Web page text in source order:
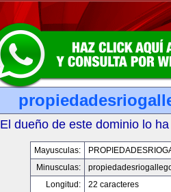
El dueño de este dominio lo
Mayusculas:
Minusculas:
Longitud:
22 caracteres